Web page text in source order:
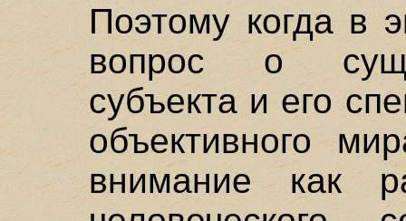
Поэтому когда в
вопрос о
субъекта и его
объективного
внимание как